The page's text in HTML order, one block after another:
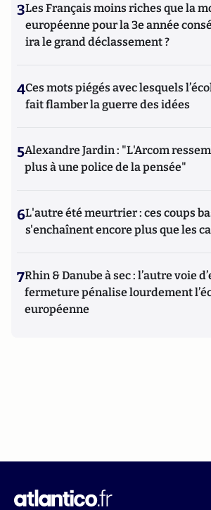
3Les Français moins riches que la
européenne pour la 3e année
ira le grand déclassement ?
4Ces mots piégés avec lesquels
fait flamber la guerre des idées
5Alexandre Jardin : "L'Arcom
plus à une police de la pensée"
6L'autre été meurtrier : ces coups
s'enchaînent encore plus que les
7Rhin & Danube à sec : l’autre voie
fermeture pénalise lourdement
européenne